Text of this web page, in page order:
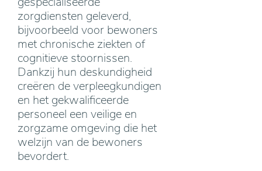
zorgdiensten geleverd,
bijvoorbeeld voor bewoners
met chronische ziekten of
cognitieve stoornissen.
Dankzij hun deskundigheid
creëren de verpleegkundigen
en het gekwalificeerde
personeel een veilige en
zorgzame omgeving die het
welzijn van de bewoners
bevordert.